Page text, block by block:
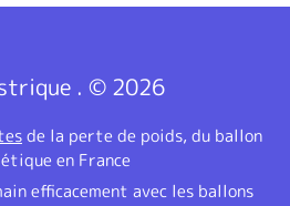
. © 2026
de la perte de poids, du ballon
en France
efficacement avec les ballons